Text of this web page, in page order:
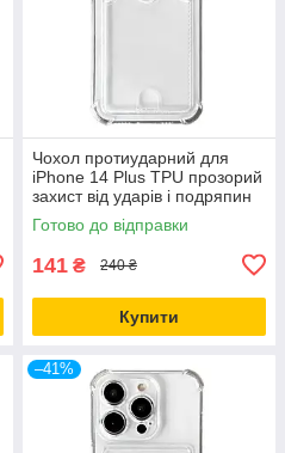
Чохол протиударний для
iPhone 14 Plus TPU прозорий
захист від ударів і подряпин
Готово до відправки
141 ₴ 240 ₴
Купити
–41%